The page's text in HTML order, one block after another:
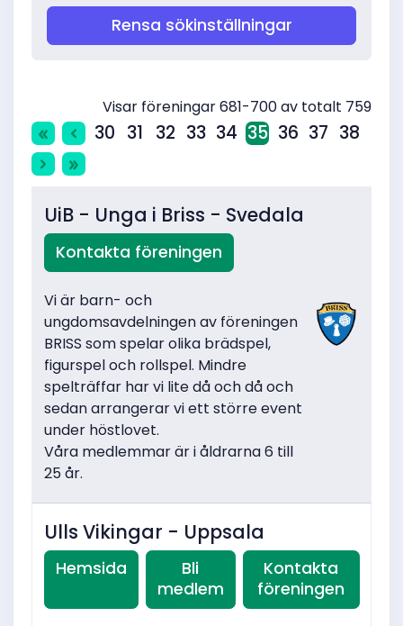
Rensa sökinställningar
Visar föreningar 681-700 av totalt 759
30 31 32 33 34 35 36 37 38
UiB - Unga i Briss - Svedala
Kontakta föreningen
Vi är barn- och
ungdomsavdelningen av föreningen
BRISS som spelar olika brädspel,
figurspel och rollspel. Mindre
spelträffar har vi lite då och då och
sedan arrangerar vi ett större event
under höstlovet.
Våra medlemmar är i åldrarna 6 till
25 år.
Ulls Vikingar - Uppsala
Hemsida
Bli
medlem
Kontakta
föreningen